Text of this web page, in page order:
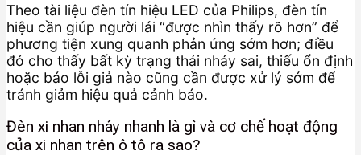
Theo tài liệu đèn tín hiệu LED của Philips, đèn tín
hiệu cần giúp người lái “được nhìn thấy rõ hơn” để
phương tiện xung quanh phản ứng sớm hơn; điều
đó cho thấy bất kỳ trạng thái nháy sai, thiếu ổn định
hoặc báo lỗi giả nào cũng cần được xử lý sớm để
tránh giảm hiệu quả cảnh báo.
Đèn xi nhan nháy nhanh là gì và cơ chế hoạt động
của xi nhan trên ô tô ra sao?